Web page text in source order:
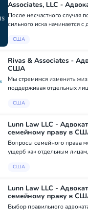
Associates, LLC -
После несчастного случая
сильного иска начинается с
доказательств и ясной
юридиче...
США
Rivas & Associates -
США
Мы стремимся изменить
поддерживая отдельных
помогает с петициями на
защитой от депортации, к...
США
Lunn Law LLC -
семейному праву в
Вопросы семейного права
ущерб как отдельным
неопределенности. Вопросы,
часто кажутся п...
США
Lunn Law LLC -
семейному праву в
Выбор правильного